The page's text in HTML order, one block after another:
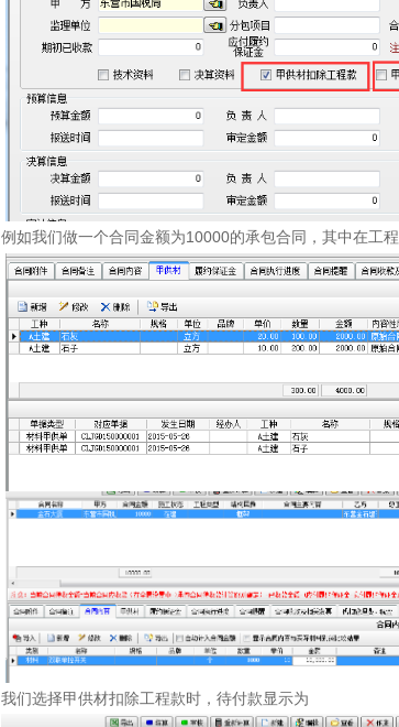
例如我们做一个合同金额为10000的承包合同，其中在工
我们选择甲供材扣除工程款时，待付款显示为